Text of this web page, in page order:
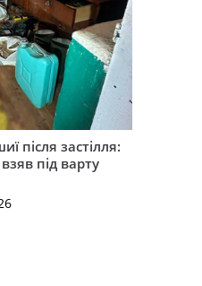
після застілля:
під варту